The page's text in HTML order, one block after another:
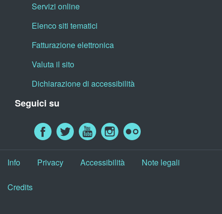
Servizi online
Elenco siti tematici
Fatturazione elettronica
Valuta il sito
Dichiarazione di accessibilità
Seguici su
Info Privacy Accessibilità Note legali
Credits